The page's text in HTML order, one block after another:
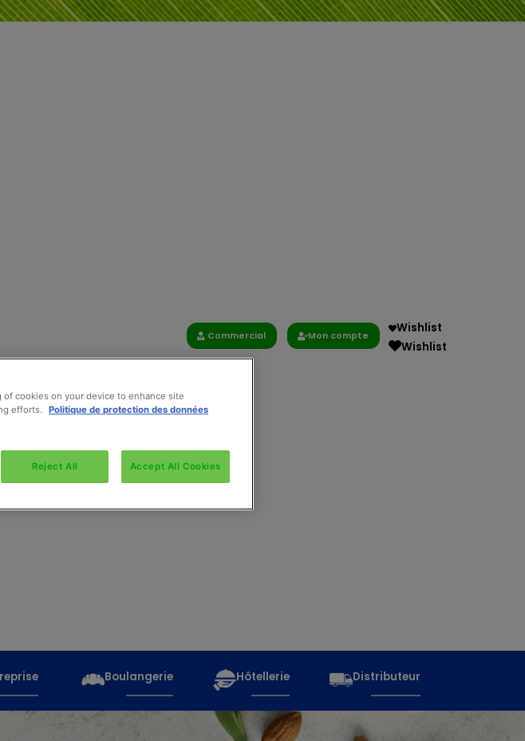
Commercial Mon compte
Wishlist
Wishlist
Boulangerie Hôtellerie Distributeur
of cookies on your device to enhance site
efforts. Politique de protection des données
Reject All Accept All Cookies